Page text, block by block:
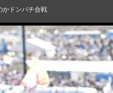
かドンパチ合戦